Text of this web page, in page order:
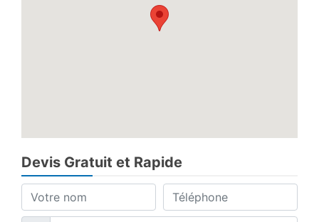
Devis Gratuit et Rapide